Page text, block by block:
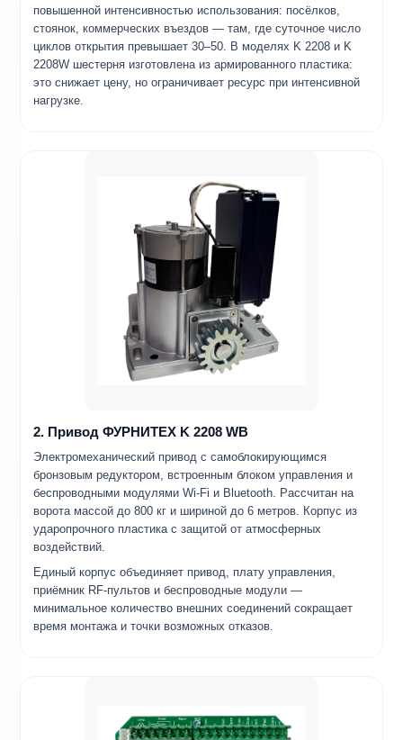
повышенной интенсивностью использования: посёлков,
стоянок, коммерческих въездов — там, где суточное число
циклов открытия превышает 30–50. В моделях K 2208 и K
2208W шестерня изготовлена из армированного пластика:
это снижает цену, но ограничивает ресурс при интенсивной
нагрузке.
2. Привод ФУРНИТЕХ K 2208 WB
Электромеханический привод с самоблокирующимся
бронзовым редуктором, встроенным блоком управления и
беспроводными модулями Wi-Fi и Bluetooth. Рассчитан на
ворота массой до 800 кг и шириной до 6 метров. Корпус из
ударопрочного пластика с защитой от атмосферных
воздействий.
Единый корпус объединяет привод, плату управления,
приёмник RF-пультов и беспроводные модули —
минимальное количество внешних соединений сокращает
время монтажа и точки возможных отказов.